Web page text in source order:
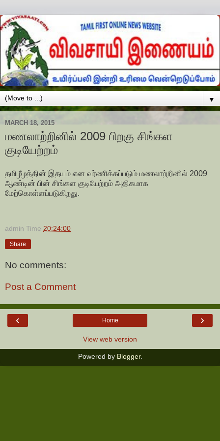
▼
MARCH 18, 2015
மணலாற்றினில் 2009 பிறகு சிங்கள
குடியேற்றம்
தமிழீழத்தின் இதயம் என வர்ணிக்கப்படும் மணலாற்றினில் 2009
ஆண்டின் பின் சிங்கள குடியேற்றம் அதிகமாக
மேற்கொள்ளப்படுகிறது.
admin Time 20:24:00
Share
No comments:
Post a Comment
‹ ›
Home
View web version
Powered by Blogger.